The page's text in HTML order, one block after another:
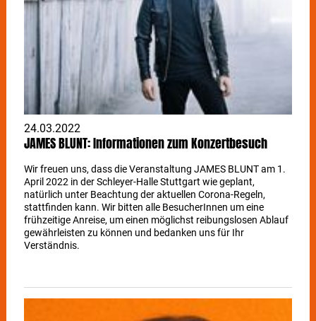
24.03.2022
JAMES BLUNT: Informationen zum Konzertbesuch
Wir freuen uns, dass die Veranstaltung JAMES BLUNT am 1.
April 2022 in der Schleyer-Halle Stuttgart wie geplant,
natürlich unter Beachtung der aktuellen Corona-Regeln,
stattfinden kann. Wir bitten alle BesucherInnen um eine
frühzeitige Anreise, um einen möglichst reibungslosen Ablauf
gewährleisten zu können und bedanken uns für Ihr
Verständnis.